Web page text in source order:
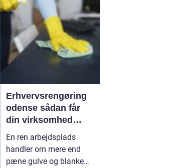
at se nærmere på, hvad
et...
Erhvervsrengøring
odense sådan får
din virksomhed
mest værdi for
pengene
En ren arbejdsplads
handler om mere end
pæne gulve og blanke